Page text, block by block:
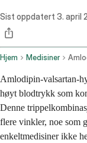
Sist oppdatert 3. april
Hjem Medisiner
Amlodipin-valsartan-
høyt blodtrykk som
Denne
flere vinkler, noe som
enkeltmedisiner ikke